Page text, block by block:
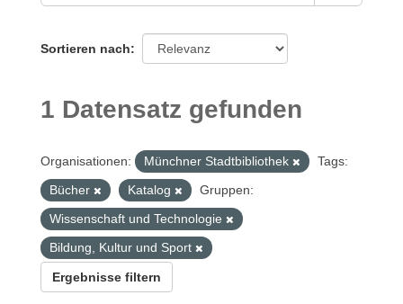
Sortieren nach
1 Datensatz gefunden
Organisationen: Münchner Stadtbibliothek
Tags:
Bücher
Katalog
Gruppen:
Wissenschaft und Technologie
Bildung, Kultur und Sport
Ergebnisse filtern